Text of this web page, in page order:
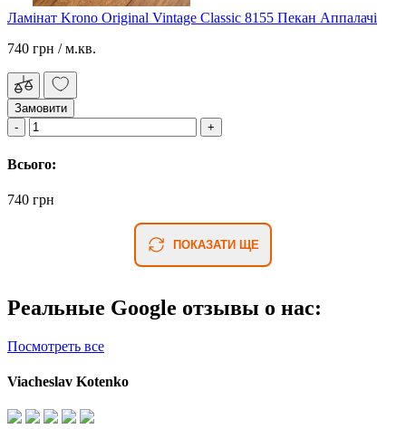
Ламінат Krono Original Vintage Classic 8155 Пекан Аппалачі
740 грн / м.кв.
Замовити
Всього:
740 грн
ПОКАЗАТИ ЩЕ
Реальные Google отзывы о нас:
Посмотреть все
Viacheslav Kotenko